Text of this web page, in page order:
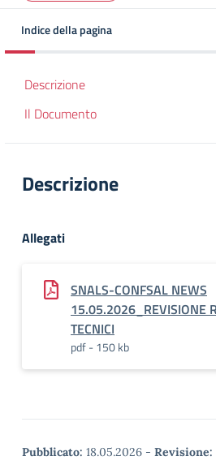
Indice della pagina
Descrizione
Il Documento
Descrizione
Allegati
SNALS-CONFSAL NEWS
15.05.2026_REVISIONE
TECNICI
pdf - 150 kb
Pubblicato: 18.05.2026 - Revisione: